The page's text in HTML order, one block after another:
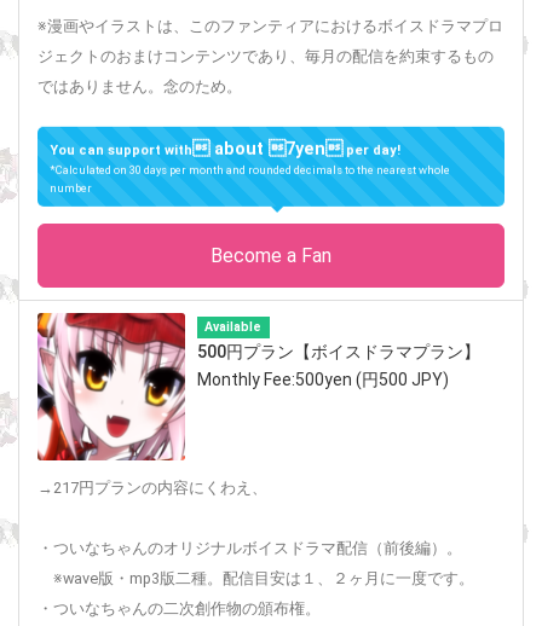
※漫画やイラストは、このファンティアにおけるボイスドラマプロ
ジェクトのおまけコンテンツであり、毎月の配信を約束するもの
ではありません。念のため。
You can support with about 7yenper day!
*Calculated on 30 days per month and rounded decimals to the nearest whole
number
Become a Fan
Available
500円プラン【ボイスドラマプラン】
Monthly Fee:500yen (円500 JPY)
→217円プランの内容にくわえ、
・ついなちゃんのオリジナルボイスドラマ配信（前後編）。
※wave版・mp3版二種。配信目安は１、２ヶ月に一度です。
・ついなちゃんの二次創作物の頒布権。